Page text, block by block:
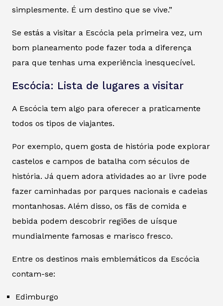
simplesmente. É um destino que se vive.”
Se estás a visitar a Escócia pela primeira vez, um
bom planeamento pode fazer toda a diferença
para que tenhas uma experiência inesquecível.
Escócia: Lista de lugares a visitar
A Escócia tem algo para oferecer a praticamente
todos os tipos de viajantes.
Por exemplo, quem gosta de história pode explorar
castelos e campos de batalha com séculos de
história. Já quem adora atividades ao ar livre pode
fazer caminhadas por parques nacionais e cadeias
montanhosas. Além disso, os fãs de comida e
bebida podem descobrir regiões de uísque
mundialmente famosas e marisco fresco.
Entre os destinos mais emblemáticos da Escócia
contam-se:
Edimburgo